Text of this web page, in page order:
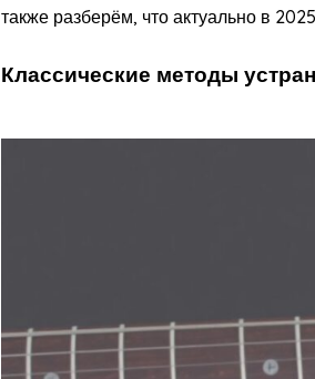
также разберём, что актуально в
Классические методы